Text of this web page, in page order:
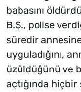
babasını
B.Ş., polise
süredir
uyguladığını,
üzüldüğünü ve
açtığında